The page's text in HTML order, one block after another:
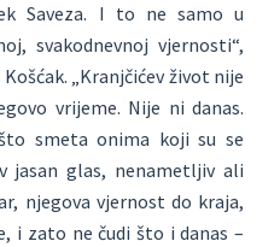
Saveza. I to ne samo u
svakodnevnoj vjernosti“,
„Kranjčićev život nije
vrijeme. Nije ni danas.
smeta onima koji su se
jasan glas, nenametljiv ali
njegova vjernost do kraja,
i zato ne čudi što i danas –